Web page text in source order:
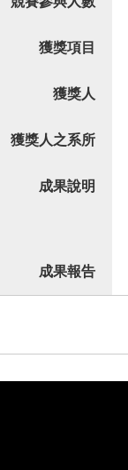
獲獎項目
獲獎人
獲獎人之系所
成果說明
成果報告